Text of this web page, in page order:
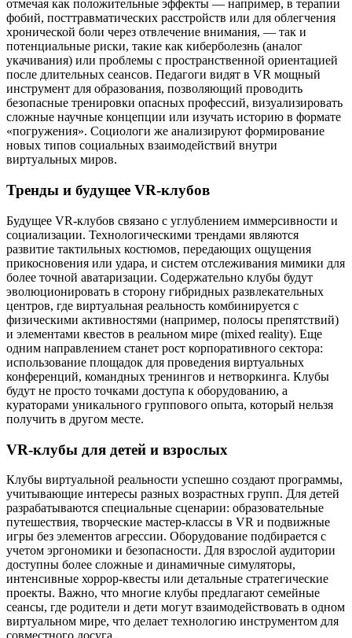
отмечая как положительные эффекты — например, в терапии
фобий, посттравматических расстройств или для облегчения
хронической боли через отвлечение внимания, — так и
потенциальные риски, такие как киберболезнь (аналог
укачивания) или проблемы с пространственной ориентацией
после длительных сеансов. Педагоги видят в VR мощный
инструмент для образования, позволяющий проводить
безопасные тренировки опасных профессий, визуализировать
сложные научные концепции или изучать историю в формате
«погружения». Социологи же анализируют формирование
новых типов социальных взаимодействий внутри
виртуальных миров.
Тренды и будущее VR-клубов
Будущее VR-клубов связано с углублением иммерсивности и
социализации. Технологическими трендами являются
развитие тактильных костюмов, передающих ощущения
прикосновения или удара, и систем отслеживания мимики для
более точной аватаризации. Содержательно клубы будут
эволюционировать в сторону гибридных развлекательных
центров, где виртуальная реальность комбинируется с
физическими активностями (например, полосы препятствий)
и элементами квестов в реальном мире (mixed reality). Еще
одним направлением станет рост корпоративного сектора:
использование площадок для проведения виртуальных
конференций, командных тренингов и нетворкинга. Клубы
будут не просто точками доступа к оборудованию, а
кураторами уникального группового опыта, который нельзя
получить в другом месте.
VR-клубы для детей и взрослых
Клубы виртуальной реальности успешно создают программы,
учитывающие интересы разных возрастных групп. Для детей
разрабатываются специальные сценарии: образовательные
путешествия, творческие мастер-классы в VR и подвижные
игры без элементов агрессии. Оборудование подбирается с
учетом эргономики и безопасности. Для взрослой аудитории
доступны более сложные и динамичные симуляторы,
интенсивные хоррор-квесты или детальные стратегические
проекты. Важно, что многие клубы предлагают семейные
сеансы, где родители и дети могут взаимодействовать в одном
виртуальном мире, что делает технологию инструментом для